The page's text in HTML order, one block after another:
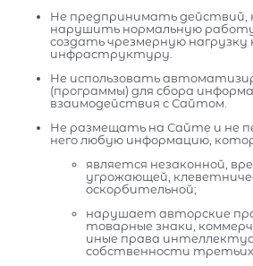
Не предпринимать действий,
нарушить нормальную
создать чрезмерную нагрузку
инфраструктуру.
Не использовать
(программы) для сбора
взаимодействия с Сайтом.
Не размещать на Сайте и не
него любую информацию,
является незаконной,
угрожающей,
оскорбительной;
нарушает авторские
товарные знаки,
иные права
собственности третьих